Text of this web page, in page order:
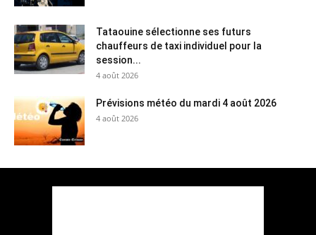
Tataouine sélectionne ses futurs
chauffeurs de taxi individuel pour la
session...
4 août 2026
Prévisions météo du mardi 4 août 2026
4 août 2026